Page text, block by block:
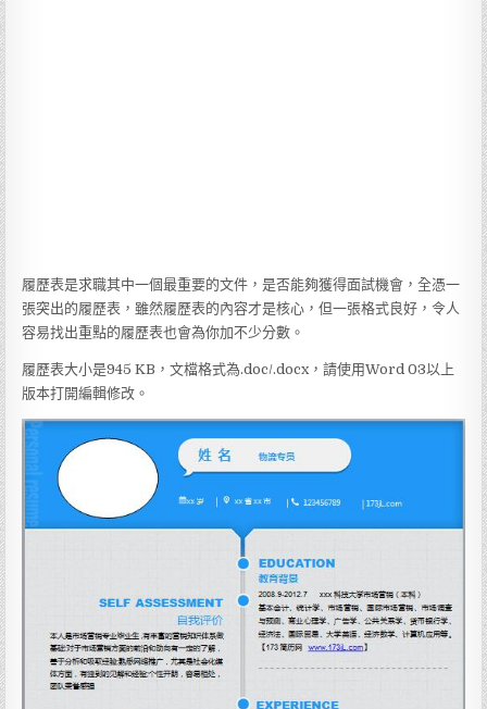
履歷表是求職其中一個最重要的文件，是否能夠獲得面試機會，全憑一
張突出的履歷表，雖然履歷表的內容才是核心，但一張格式良好，令人
容易找出重點的履歷表也會為你加不少分數。
履歷表大小是945 KB，文檔格式為.doc/.docx，請使用Word 03以上
版本打開編輯修改。